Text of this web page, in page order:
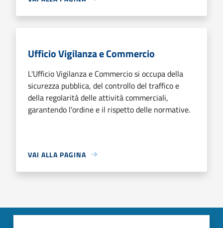
Ufficio Vigilanza e Commercio
L'Ufficio Vigilanza e Commercio si occupa della
sicurezza pubblica, del controllo del traffico e
della regolarità delle attività commerciali,
garantendo l'ordine e il rispetto delle normative.
VAI ALLA PAGINA